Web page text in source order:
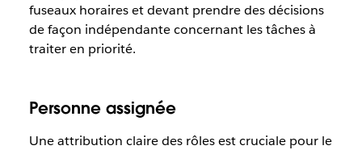
fuseaux horaires et devant prendre des décisions
de façon indépendante concernant les tâches à
traiter en priorité.
Personne assignée
Une attribution claire des rôles est cruciale pour le